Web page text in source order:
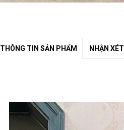
THÔNG TIN SẢN PHẨM NHẬN XÉT